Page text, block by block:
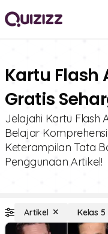
Kartu Flash
Gratis
Jelajahi Kartu Flash
Belajar
Keterampilan Tata
Penggunaan Artikel!
Artikel Kelas 5